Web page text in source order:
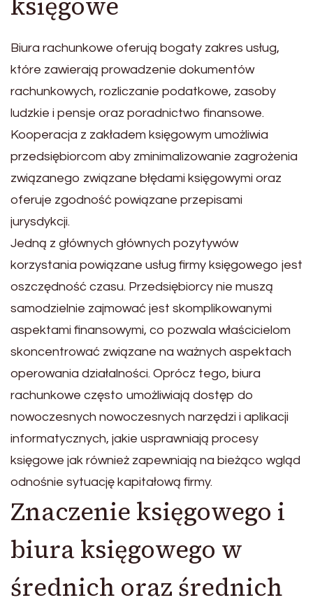
Biura rachunkowe oferują bogaty zakres usług,
które zawierają prowadzenie dokumentów
rachunkowych, rozliczanie podatkowe, zasoby
ludzkie i pensje oraz poradnictwo finansowe.
Kooperacja z zakładem księgowym umożliwia
przedsiębiorcom aby zminimalizowanie zagrożenia
związanego związane błędami księgowymi oraz
oferuje zgodność powiązane przepisami
jurysdykcji.
Jedną z głównych głównych pozytywów
korzystania powiązane usług firmy księgowego jest
oszczędność czasu. Przedsiębiorcy nie muszą
samodzielnie zajmować jest skomplikowanymi
aspektami finansowymi, co pozwala właścicielom
skoncentrować związane na ważnych aspektach
operowania działalności. Oprócz tego, biura
rachunkowe często umożliwiają dostęp do
nowoczesnych nowoczesnych narzędzi i aplikacji
informatycznych, jakie usprawniają procesy
księgowe jak również zapewniają na bieżąco wgląd
odnośnie sytuację kapitałową firmy.
Znaczenie księgowego i
biura księgowego w
średnich oraz średnich